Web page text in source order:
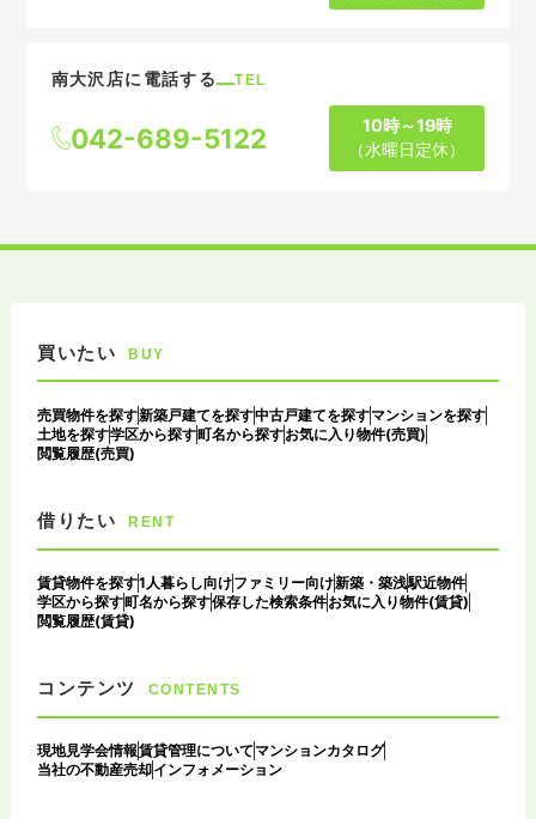
南大沢店に電話する TEL
042-689-5122
10時～19時
（水曜日定休）
買いたい BUY
売買物件を探す新築戸建てを探す中古戸建てを探すマンションを探す
土地を探す学区から探す町名から探すお気に入り物件(売買)
閲覧履歴(売買)
借りたい RENT
賃貸物件を探す1人暮らし向けファミリー向け新築・築浅駅近物件
学区から探す町名から探す保存した検索条件お気に入り物件(賃貸)
閲覧履歴(賃貸)
コンテンツ CONTENTS
現地見学会情報賃貸管理について マンションカタログ
当社の不動産売却インフォメーション